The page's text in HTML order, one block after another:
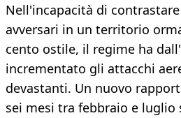
Nell'incapacità di
avversari in un territorio
cento ostile, il regime ha
incrementato gli attacchi
devastanti. Un nuovo
sei mesi tra febbraio e luglio